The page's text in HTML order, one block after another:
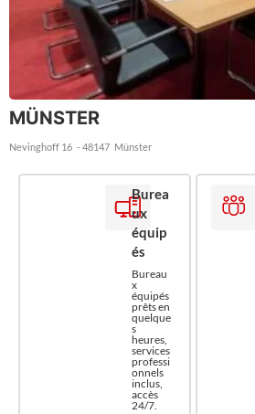
MÜNSTER
Nevinghoff 16 - 48147 Münster
Burea
ux
équip
és
Bureau
x
équipés
prêts en
quelque
s
heures,
services
professi
onnels
inclus,
accès
24/7.